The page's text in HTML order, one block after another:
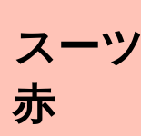
ー
赤